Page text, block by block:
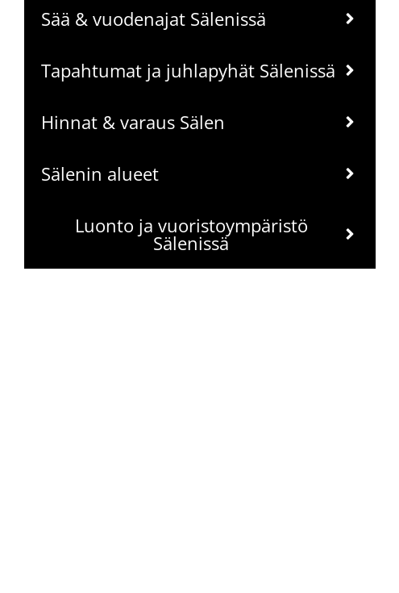
Sää & vuodenajat Sälenissä
Tapahtumat ja juhlapyhät Sälenissä
Hinnat & varaus Sälen
Sälenin alueet
Luonto ja vuoristoympäristö
Sälenissä